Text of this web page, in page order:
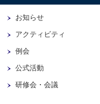
お知らせ
アクティビティ
例会
公式活動
研修会・会議